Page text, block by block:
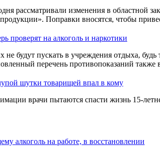
рассматривали изменения в областной
Поправки вносятся, чтобы
проверят на алкоголь и наркотики
не будут пускать в учреждения отдыха,
перечень противопоказаний
шутки товарищей впал в кому
врачи пытаются спасти жизнь 15-
алкоголь на работе, в восстановлении